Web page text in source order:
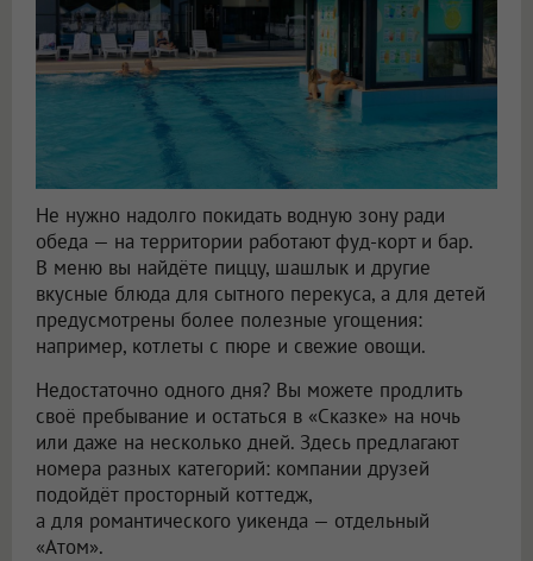
Не нужно надолго покидать водную зону ради
обеда — на территории работают фуд-корт и бар.
В меню вы найдёте пиццу, шашлык и другие
вкусные блюда для сытного перекуса, а для детей
предусмотрены более полезные угощения:
например, котлеты с пюре и свежие овощи.
Недостаточно одного дня? Вы можете продлить
своё пребывание и остаться в «Сказке» на ночь
или даже на несколько дней. Здесь предлагают
номера разных категорий: компании друзей
подойдёт просторный коттедж,
а для романтического уикенда — отдельный
«Атом».